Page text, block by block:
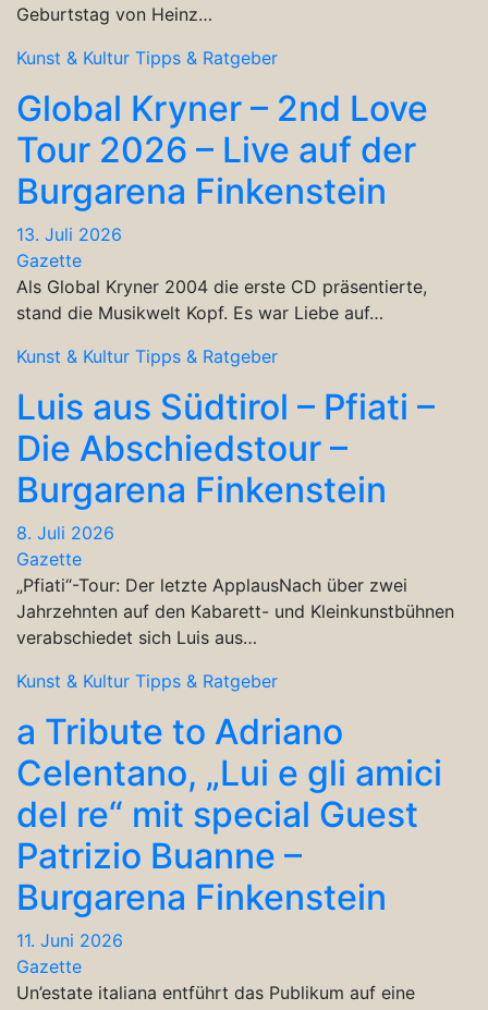
Geburtstag von Heinz…
Kunst & Kultur Tipps & Ratgeber
Global Kryner – 2nd Love
Tour 2026 – Live auf der
Burgarena Finkenstein
13. Juli 2026
Gazette
Als Global Kryner 2004 die erste CD präsentierte,
stand die Musikwelt Kopf. Es war Liebe auf…
Kunst & Kultur Tipps & Ratgeber
Luis aus Südtirol – Pfiati –
Die Abschiedstour –
Burgarena Finkenstein
8. Juli 2026
Gazette
„Pfiati“-Tour: Der letzte ApplausNach über zwei
Jahrzehnten auf den Kabarett- und Kleinkunstbühnen
verabschiedet sich Luis aus…
Kunst & Kultur Tipps & Ratgeber
a Tribute to Adriano
Celentano, „Lui e gli amici
del re“ mit special Guest
Patrizio Buanne –
Burgarena Finkenstein
11. Juni 2026
Gazette
Un’estate italiana entführt das Publikum auf eine